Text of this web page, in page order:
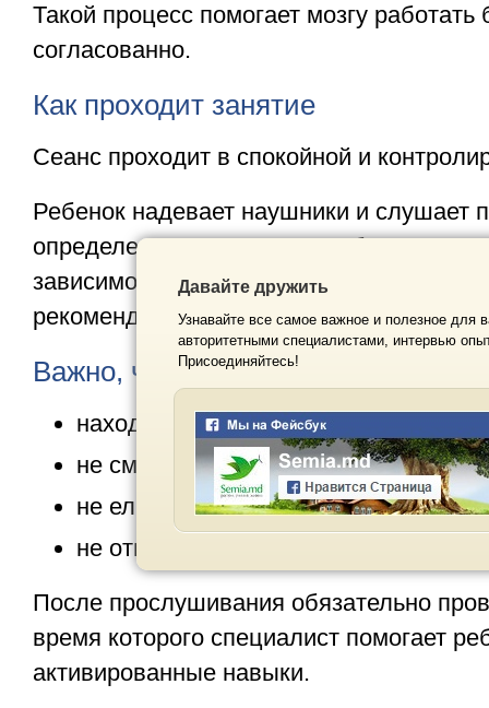
Такой процесс помогает мозгу работать
согласованно.
Как проходит занятие
Сеанс проходит в спокойной и
Ребенок надевает наушники и слушает
определенного времени — обычно от
зависимости от чувствительности
рекомендаций специалиста.
Важно, чтобы во время
находился в спокойном состоянии,
не смотрел мультфильмы,
не ел,
не отвлекался на посторонние
После прослушивания обязательно
время которого специалист помогает
активированные навыки.
Давайте дружить
Узнавайте все самое важное и полезное для
авторитетными специалистами, интервью
Присоединяйтесь!